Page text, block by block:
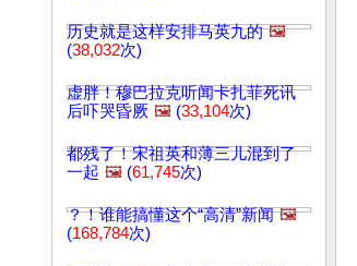
历史就是这样安排马英九的 🖼️
(38,032次)
虚胖！穆巴拉克听闻卡扎菲死讯
后吓哭昏厥 🖼️ (33,104次)
都残了！宋祖英和薄三儿混到了
一起 🖼️ (61,745次)
？！谁能搞懂这个“高清”新闻 🖼️
(168,784次)